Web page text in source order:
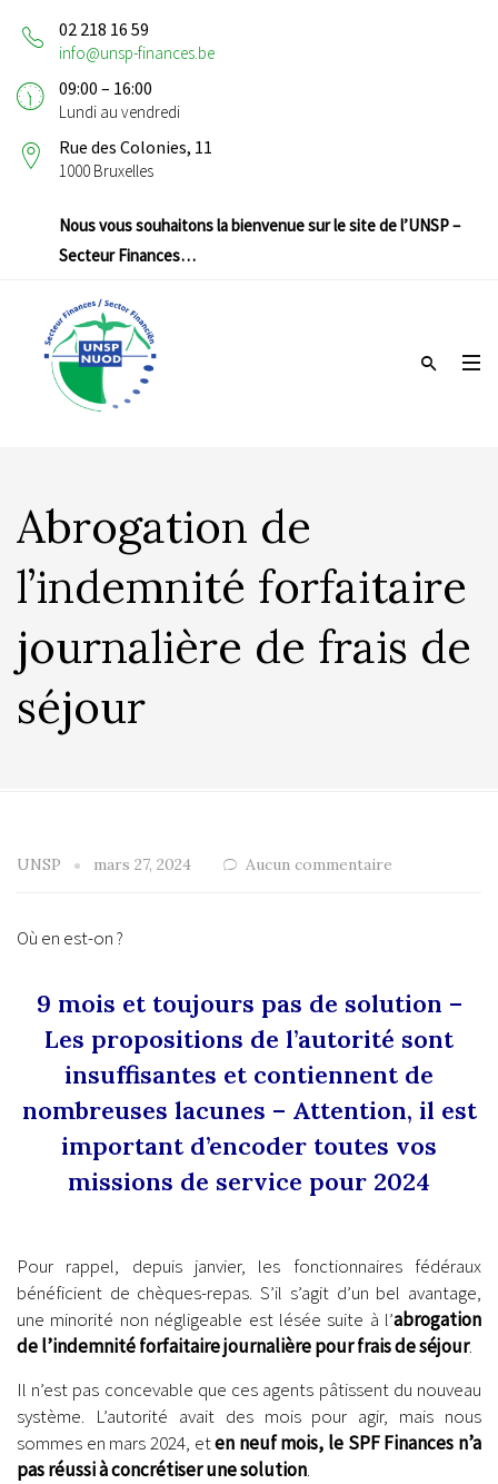
02 218 16 59
info@unsp-finances.be
09:00 – 16:00
Lundi au vendredi
Rue des Colonies, 11
1000 Bruxelles
Nous vous souhaitons la bienvenue sur le site de l’UNSP –
Secteur Finances…
Abrogation de
l’indemnité forfaitaire
journalière de frais de
séjour
UNSP mars 27, 2024 Aucun commentaire
Où en est-on ?
9 mois et toujours pas de solution –
Les propositions de l’autorité sont
insuffisantes et contiennent de
nombreuses lacunes – Attention, il est
important d’encoder toutes vos
missions de service pour 2024
Pour rappel, depuis janvier, les fonctionnaires fédéraux
bénéficient de chèques-repas. S’il s’agit d’un bel avantage,
une minorité non négligeable est lésée suite à l’abrogation
de l’indemnité forfaitaire journalière pour frais de séjour.
Il n’est pas concevable que ces agents pâtissent du nouveau
système. L’autorité avait des mois pour agir, mais nous
sommes en mars 2024, eten neuf mois, le SPF Finances n’a
pas réussi à concrétiser une solution.